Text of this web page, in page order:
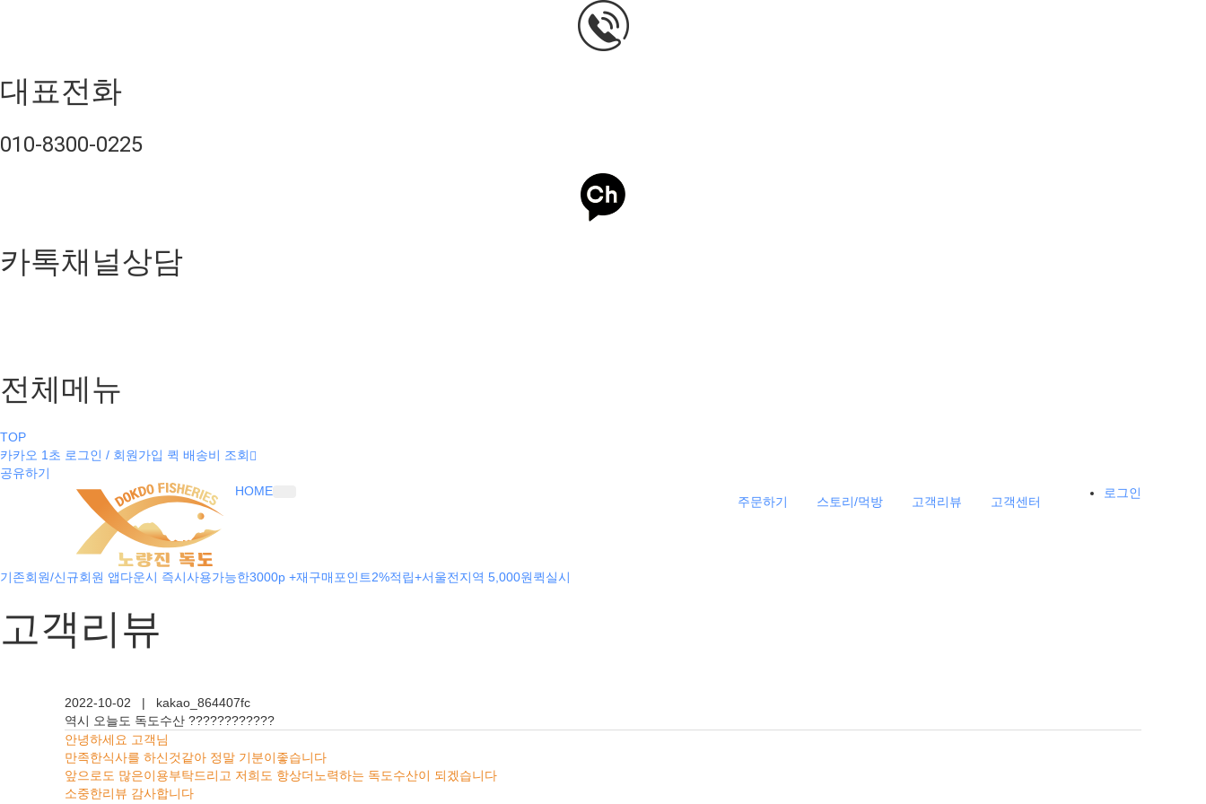
대표전화
010-8300-0225
카톡채널상담
전체메뉴
TOP
카카오 1초 로그인 / 회원가입 퀵 배송비 조회
공유하기
HOME
로그인
주문하기 스토리/먹방 고객리뷰 고객센터
기존회원/신규회원 앱다운시 즉시사용가능한3000p +재구매포인트2%적립+서울전지역 5,000원퀵실시
고객리뷰
2022-10-02 |
kakao_864407fc
역시 오늘도 독도수산 ????????????
안녕하세요 고객님
만족한식사를 하신것같아 정말 기분이좋습니다
앞으로도 많은이용부탁드리고 저희도 항상더노력하는 독도수산이 되겠습니다
소중한리뷰 감사합니다